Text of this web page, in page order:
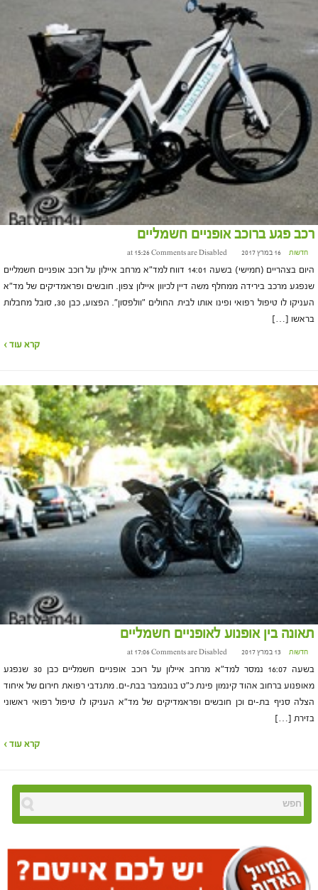
רכב פגע ברוכב אופניים חשמליים
חדשות 16 במרץ 2017 at 15:26 Comments are Disabled
היום בצהריים (חמישי) בשעה 14:01 דווח למד"א מרחב איילון על רוכב אופניים חשמליים
שנפגע מרכב בירידה ממחלף משה דיין לכיוון איילון צפון. חובשים ופראמדיקים של מד"א
העניקו לו טיפול רפואי ופינו אותו לבית החולים "וולפסון". הפצוע, כבן 30, סובל מחבלות
בראשו […]
קרא עוד ›
תאונה בין אופנוע לאופניים חשמליים
חדשות 13 במרץ 2017 at 17:06 Comments are Disabled
בשעה 16:07 נמסר למד"א מרחב איילון על רוכב אופניים חשמליים כבן 30 שנפגע
מאופנוע ברחוב אהוד קינמון פינת כ"ט בנובמבר בבת-ים. מתנדבי רפואת חירום של איחוד
הצלה סניף בת-ים וכן חובשים ופראמדיקים של מד"א העניקו לו טיפול רפואי ראשוני
בזירת […]
קרא עוד ›